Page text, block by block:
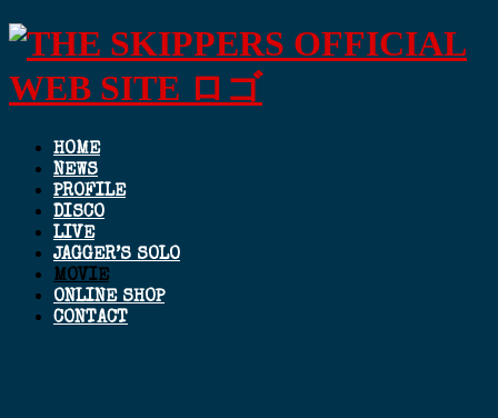
HOME
NEWS
PROFILE
DISCO
LIVE
JAGGER’S SOLO
MOVIE
ONLINE SHOP
CONTACT